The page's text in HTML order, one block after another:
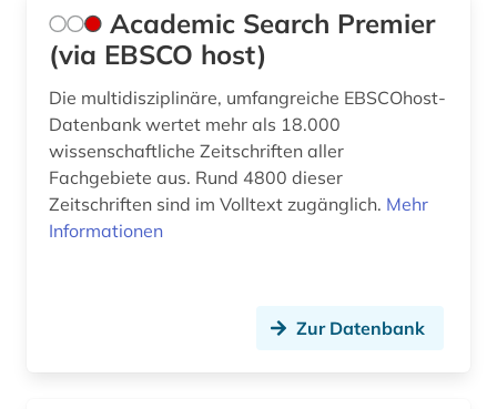
fremdwort (1)
futurismus (1)
fußball (1)
führer (1)
galloromanistik (5)
geisteswissenschaften (17)
Academic Search Premier
(via EBSCO host)
Die multidisziplinäre, umfangreiche EBSCOhost-
Datenbank wertet mehr als 18.000
wissenschaftliche Zeitschriften aller
Fachgebiete aus. Rund 4800 dieser
Zeitschriften sind im Volltext zugänglich. Mehr
Informationen
Zur Datenbank